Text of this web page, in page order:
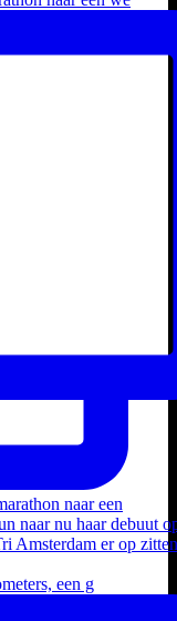
een g